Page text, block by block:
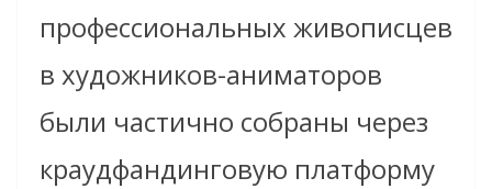
профессиональных живописцев
в художников-аниматоров
были частично собраны через
краудфандинговую платформу